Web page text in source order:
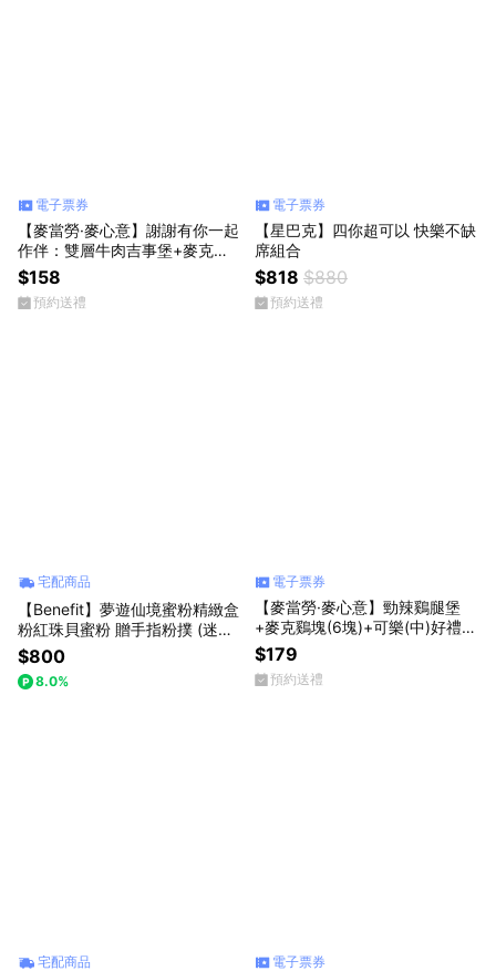
電子票券
【麥當勞·麥心意】謝謝有你一起
作伴：雙層牛肉吉事堡+麥克鷄
塊(4塊)+可樂(中) 好禮即享券
$158
預約送禮
電子票券
【星巴克】四你超可以 快樂不缺
席組合
$818 $880
預約送禮
宅配商品
【Benefit】夢遊仙境蜜粉精緻盒
粉紅珠貝蜜粉 贈手指粉撲 (迷你
腮紅/心意彩妝禮)
$800
8.0%
電子票券
【麥當勞·麥心意】勁辣鷄腿堡
+麥克鷄塊(6塊)+可樂(中)好禮即
享券
$179
預約送禮
宅配商品 電子票券